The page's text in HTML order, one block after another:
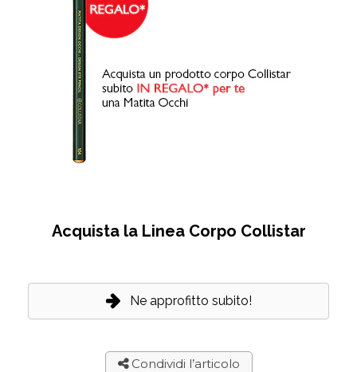
Acquista la Linea Corpo Collistar
Ne approfitto subito!
Condividi l’articolo